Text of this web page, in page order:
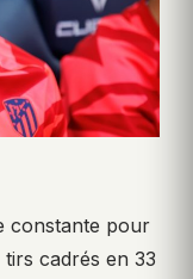
constante pour
cadrés en 33